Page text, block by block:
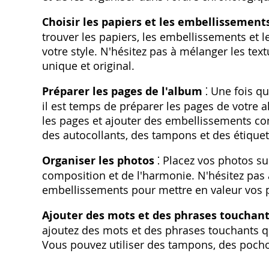
Choisir les papiers et les
trouver les papiers, les embellissements et
votre style. N'hésitez pas à mélanger les
unique et original.
Préparer les pages de l'album ⁚ Une fois
il est temps de préparer les pages de votre
les pages et ajouter des embellissements
des autocollants, des tampons et des
Organiser les photos ⁚ Placez vos photos
composition et de l'harmonie. N'hésitez
embellissements pour mettre en valeur vos
Ajouter des mots et des phrases
ajoutez des mots et des phrases touchants
Vous pouvez utiliser des tampons, des